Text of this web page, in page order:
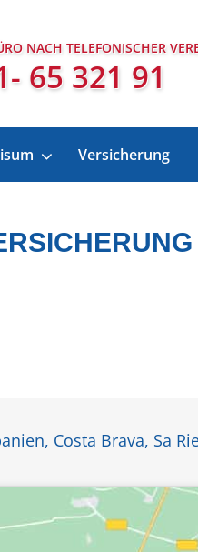
NACH TELEFONISCHER
65 321 91
Versicherung
Costa Brava, Sa